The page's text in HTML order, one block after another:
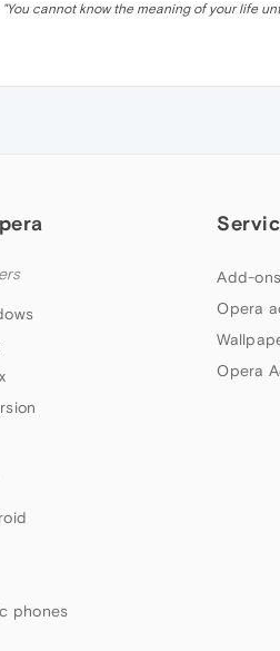
"You cannot know the meaning of your life
phones
Add-ons
Opera
Opera